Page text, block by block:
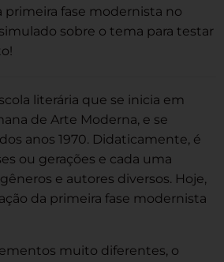
primeira fase modernista no
sobre o tema para testar
literária que se inicia em
de Arte Moderna, e se
anos 1970. Didaticamente, é
ou gerações e cada uma
e autores diversos. Hoje,
da primeira fase modernista
muito diferentes, o